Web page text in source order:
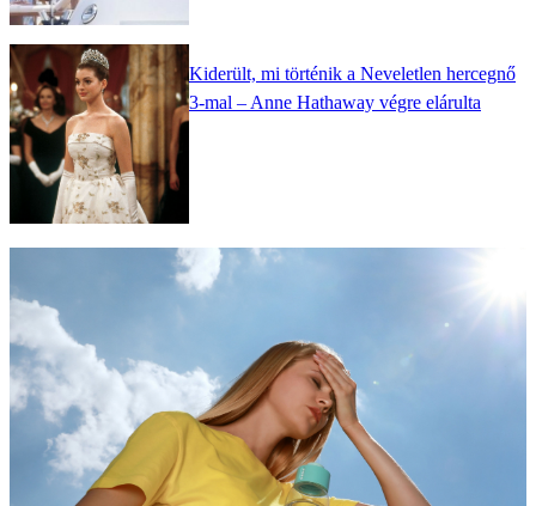
Kiderült, mi történik a Neveletlen hercegnő
3-mal – Anne Hathaway végre elárulta